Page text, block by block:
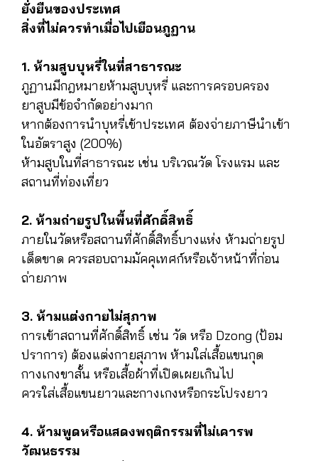
ยั่งยืนของประเทศ
สิ่งที่ไม่ควรทำเมื่อไปเยือนภูฏาน
1. ห้ามสูบบุหรี่ในที่สาธารณะ
ภูฏานมีกฎหมายห้ามสูบบุหรี่ และการครอบครอง
ยาสูบมีข้อจำกัดอย่างมาก
หากต้องการนำบุหรี่เข้าประเทศ ต้องจ่ายภาษีนำเข้า
ในอัตราสูง (200%)
ห้ามสูบในที่สาธารณะ เช่น บริเวณวัด โรงแรม และ
สถานที่ท่องเที่ยว
2. ห้ามถ่ายรูปในพื้นที่ศักดิ์สิทธิ์
ภายในวัดหรือสถานที่ศักดิ์สิทธิ์บางแห่ง ห้ามถ่ายรูป
เด็ดขาด ควรสอบถามมัคคุเทศก์หรือเจ้าหน้าที่ก่อน
ถ่ายภาพ
3. ห้ามแต่งกายไม่สุภาพ
การเข้าสถานที่ศักดิ์สิทธิ์ เช่น วัด หรือ Dzong (ป้อม
ปราการ) ต้องแต่งกายสุภาพ ห้ามใส่เสื้อแขนกุด
กางเกงขาสั้น หรือเสื้อผ้าที่เปิดเผยเกินไป
ควรใส่เสื้อแขนยาวและกางเกงหรือกระโปรงยาว
4. ห้ามพูดหรือแสดงพฤติกรรมที่ไม่เคารพ
วัฒนธรรม